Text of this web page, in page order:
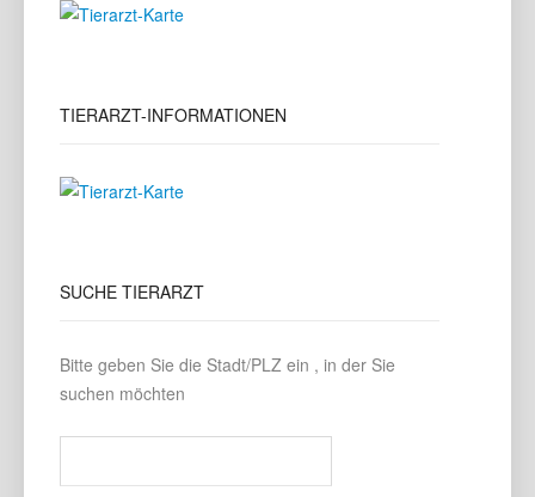
TIERARZT-INFORMATIONEN
SUCHE TIERARZT
Bitte geben Sie die Stadt/PLZ ein , in der Sie
suchen möchten